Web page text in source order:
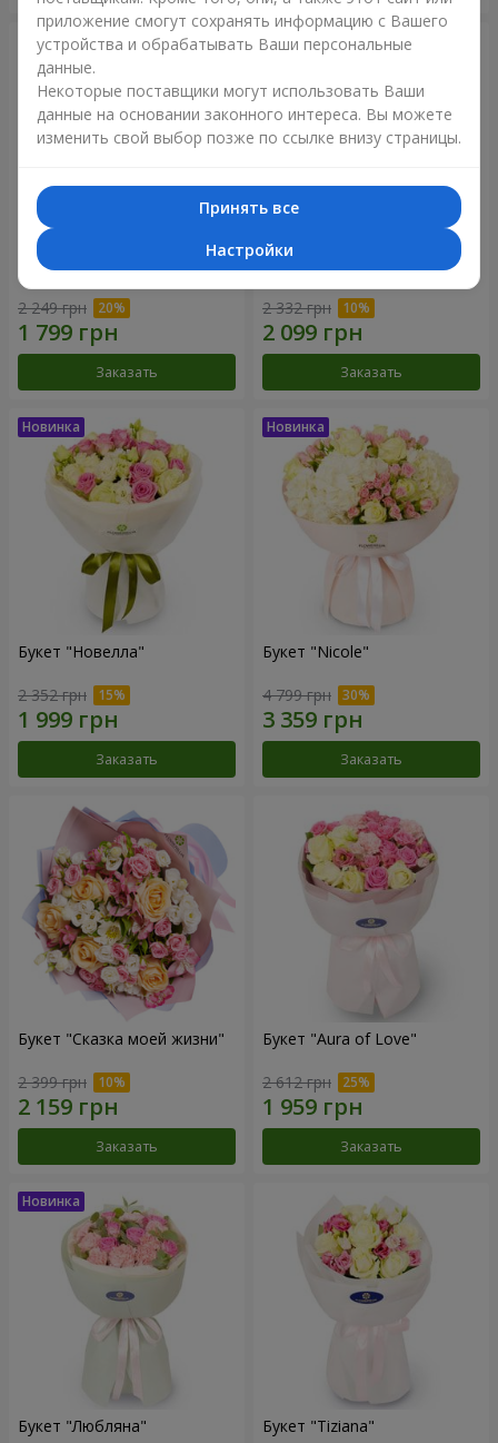
Букет "Дуэт гармонии"
2 249 грн
Заказать
Букет "My Lady"
2 332 грн
Заказать
Букет "Новелла"
2 352 грн
Заказать
Букет "Nicole"
4 799 грн
Заказать
Букет "Сказка моей жизни"
2 399 грн
Заказать
Букет "Aura of Love"
2 612 грн
Заказать
Букет "Любляна" Букет "Tiziana"
приложение смогут сохранять информацию с Вашего
устройства и обрабатывать Ваши персональные
данные.
Некоторые поставщики могут использовать Ваши
данные на основании законного интереса. Вы можете
изменить свой выбор позже по ссылке внизу страницы.
Принять все
Настройки